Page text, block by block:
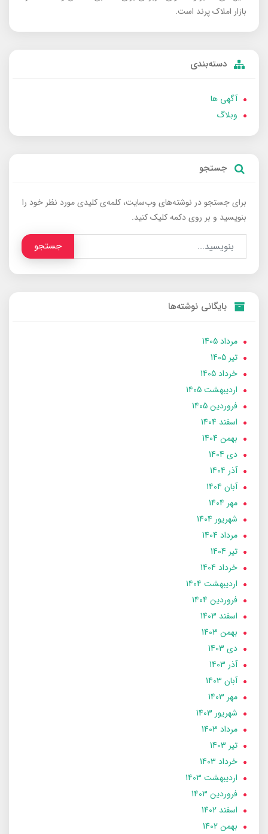
بازار املاک پرند است.
دسته‌بندی
آگهی ها
وبلاگ
جستجو
برای جستجو در نوشته‌های وب‌سایت، کلمه‌ی کلیدی مورد نظر خود را
بنویسید و بر روی دکمه کلیک کنید.
جستجو
بایگانی نوشته‌ها
مرداد 1405
تير 1405
خرداد 1405
ارديبهشت 1405
فروردین 1405
اسفند 1404
بهمن 1404
دی 1404
آذر 1404
آبان 1404
مهر 1404
شهریور 1404
مرداد 1404
تير 1404
خرداد 1404
ارديبهشت 1404
فروردین 1404
اسفند 1403
بهمن 1403
دی 1403
آذر 1403
آبان 1403
مهر 1403
شهریور 1403
مرداد 1403
تير 1403
خرداد 1403
ارديبهشت 1403
فروردین 1403
اسفند 1402
بهمن 1402